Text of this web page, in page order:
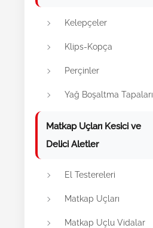
Kelepçeler
Klips-Kopça
Perçinler
Yağ Boşaltma Tapaları
Matkap Uçları Kesici ve
Delici Aletler
El Testereleri
Matkap Uçları
Matkap Uçlu Vidalar